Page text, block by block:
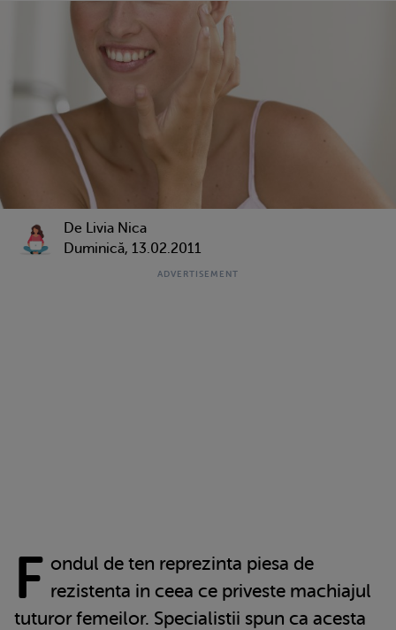
De Livia Nica
Duminică, 13.02.2011
F ondul de ten reprezinta piesa de
rezistenta in ceea ce priveste machiajul
tuturor femeilor. Specialistii spun ca acesta